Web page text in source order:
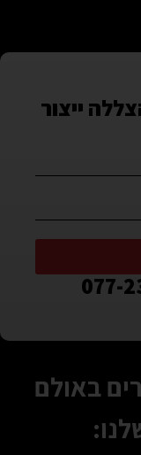
באולם
ייצור